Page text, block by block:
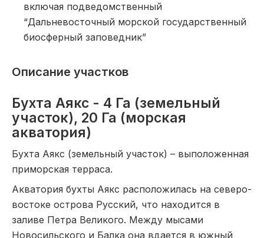
включая подведомственный
“Дальневосточный морской государственный
биосферный заповедник”
Описание участков
Бухта Аякс - 4 Га (земельный
участок), 20 Га (морская
акватория)
Бухта Аякс (земельный участок) – выположенная
приморская терраса.
Акватория бухты Аякс расположилась на северо-
востоке острова Русский, что находится в
заливе Петра Великого. Между мысами
Новосильского и Балка она вдается в южный